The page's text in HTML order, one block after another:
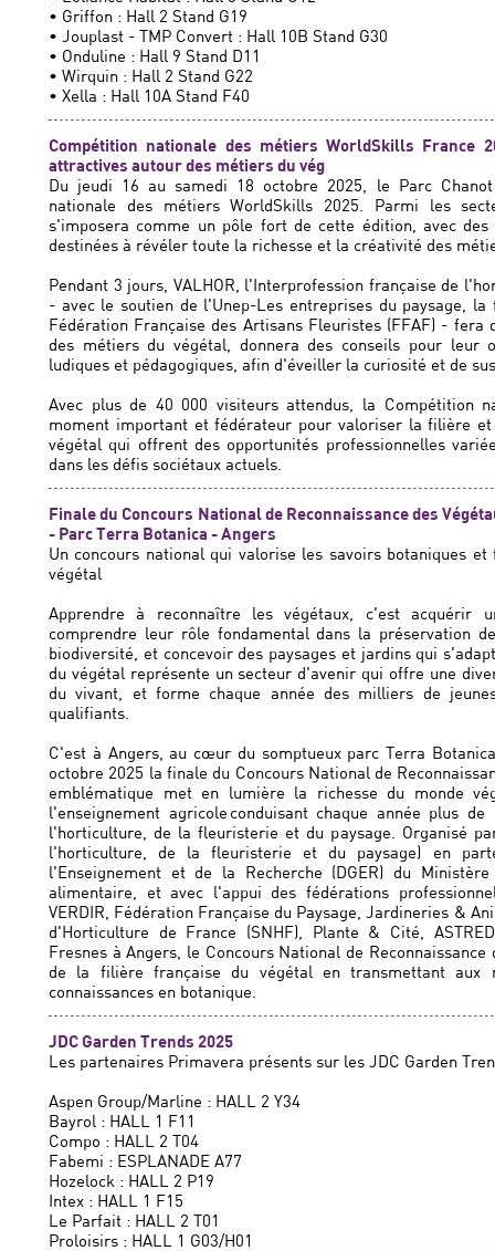
• Griffon : Hall 2 Stand G19
• Jouplast - TMP Convert : Hall 10B Stand G30
• Onduline : Hall 9 Stand D11
• Wirquin : Hall 2 Stand G22
• Xella : Hall 10A Stand F40
Compétition nationale des métiers WorldSkills France
attractives autour des métiers du vég
Du jeudi 16 au samedi 18 octobre 2025, le Parc
nationale des métiers WorldSkills 2025. Parmi les
s'imposera comme un pôle fort de cette édition, avec
destinées à révéler toute la richesse et la créativité des
Pendant 3 jours, VALHOR, l'Interprofession française de
- avec le soutien de l'Unep-Les entreprises du paysage,
Fédération Française des Artisans Fleuristes (FFAF) -
des métiers du végétal, donnera des conseils pour leur
ludiques et pédagogiques, afin d'éveiller la curiosité et de
Avec plus de 40 000 visiteurs attendus, la Compétition
moment important et fédérateur pour valoriser la filière
végétal qui offrent des opportunités professionnelles
dans les défis sociétaux actuels.
Finale du Concours National de Reconnaissance des
- Parc Terra Botanica - Angers
Un concours national qui valorise les savoirs botaniques
végétal
Apprendre à reconnaître les végétaux, c'est acquérir
comprendre leur rôle fondamental dans la préservation
biodiversité, et concevoir des paysages et jardins qui
du végétal représente un secteur d'avenir qui offre une
du vivant, et forme chaque année des milliers de
qualifiants.
C'est à Angers, au cœur du somptueux parc Terra
octobre 2025 la finale du Concours National de
emblématique met en lumière la richesse du monde
l'enseignement agricole conduisant chaque année plus
l'horticulture, de la fleuristerie et du paysage. Organisé
l'horticulture, de la fleuristerie et du paysage) en
l'Enseignement et de la Recherche (DGER) du
alimentaire, et avec l'appui des fédérations
VERDIR, Fédération Française du Paysage, Jardineries &
d'Horticulture de France (SNHF), Plante & Cité,
Fresnes à Angers, le Concours National de
de la filière française du végétal en transmettant aux
connaissances en botanique.
JDC Garden Trends 2025
Les partenaires Primavera présents sur les JDC Garden
Aspen Group/Marline : HALL 2 Y34
Bayrol : HALL 1 F11
Compo : HALL 2 T04
Fabemi : ESPLANADE A77
Hozelock : HALL 2 P19
Intex : HALL 1 F15
Le Parfait : HALL 2 T01
Proloisirs : HALL 1 G03/H01